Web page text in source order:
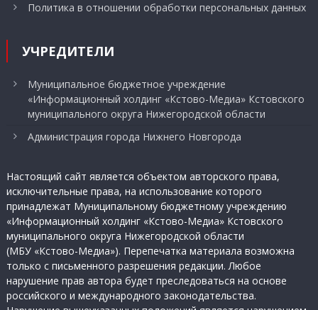
Политика в отношении обработки персональных данных
УЧРЕДИТЕЛИ
Муниципальное бюджетное учреждение
«Информационный холдинг «Кстово-Медиа» Кстовского
муниципального округа Нижегородской области
Администрация города Нижнего Новгорода
Настоящий сайт является объектом авторского права,
исключительные права, на использование которого
принадлежат Муниципальному бюджетному учреждению
«Информационный холдинг «Кстово-Медиа» Кстовского
муниципального округа Нижегородской области
(МБУ «Кстово-Медиа»). Перепечатка материала возможна
только с письменного разрешения редакции. Любое
нарушение прав автора будет преследоваться на основе
российского и международного законодательства.